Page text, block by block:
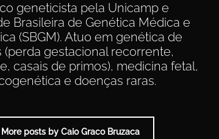
geneticista pela Unicamp e
Brasileira de Genética Médica e
(SBGM). Atuo em genética de
(perda gestacional recorrente,
casais de primos), medicina fetal,
e doenças raras.
More posts by Caio Graco Bruzaca